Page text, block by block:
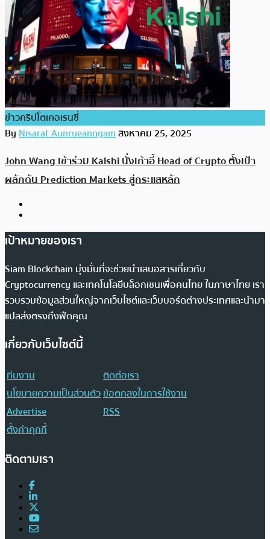
ข่าวคริปโตเคอเรนซี่
ByNisarat Aunrueanngamสิงหาคม 25, 2025
John Wang เข้าร่วม Kalshi นั่งเก้าอี้ Head of Crypto ตั้งเป้า
ผลักดัน Prediction Markets สู่กระแสหลัก
เป้าหมายของเรา
Siam Blockchain มุ่งมั่นที่จะช่วยนำเสนอสารเกี่ยวกับ
Cryptocurrency และเทคโนโลยีบล็อกเชนเพื่อคนไทย ในภาษาไทย เรา
รวบรวมข้อมูลส่วนใหญ่จากเว็บไซต์และเว็บบอร์ดต่างประเทศและนำมา
แปลส่งตรงถึงฟีดคุณ
เกี่ยวกับเว็บไซต์นี้
ทีมงาน
ติดต่อเรา
นโยบายความเป็นส่วนตัวข้อตกลงในการใช้งาน
Advertise
RSS
ตั้งค่าคุกกี้
ติดตามเรา